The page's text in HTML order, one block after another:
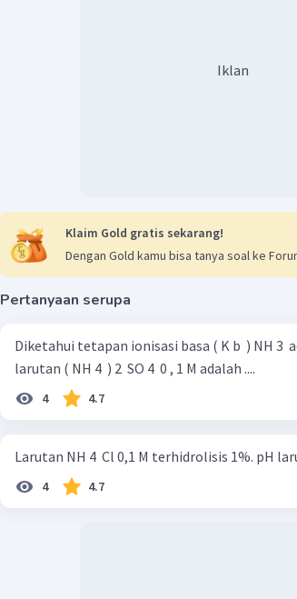
Jadi, jawaban yang paling tepat adalah A
Iklan
Klaim Gold gratis sekarang!
Dengan Gold kamu bisa tanya soal ke
Pertanyaan serupa
Diketahui tetapan ionisasi basa ( K b ​ ) NH 3
larutan ( NH 4 ​ ) 2 ​ SO 4 ​ 0 , 1 M adalah ....
4 4.7
Larutan NH 4 ​ Cl 0,1 M terhidrolisis 1%. pH
4 4.7